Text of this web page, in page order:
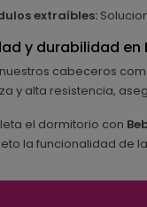
extraíbles:
y durabilidad en
cabeceros
y alta resistencia,
el dormitorio con
la funcionalidad de